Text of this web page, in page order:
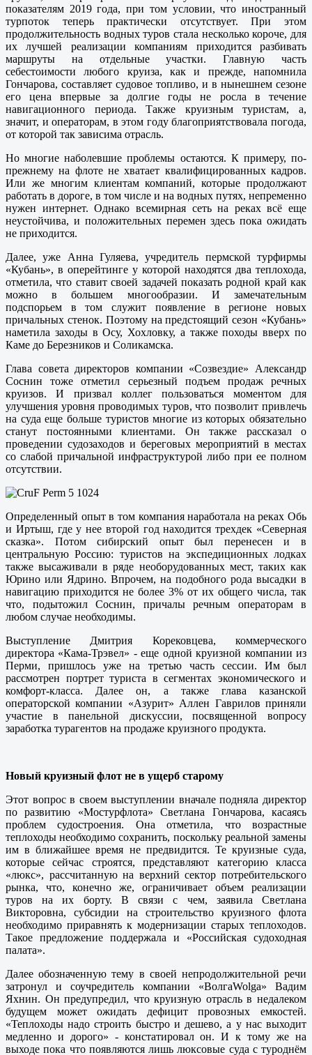
показателям 2019 года, при том условии, что иностранный
турпоток теперь практически отсутствует. При этом
продолжительность водных туров стала несколько короче, для
их лучшей реализации компаниям приходится разбивать
маршруты на отдельные участки. Главную часть
себестоимости любого круиза, как и прежде, напомнила
Гончарова, составляет судовое топливо, и в нынешнем сезоне
его цена впервые за долгие годы не росла в течение
навигационного периода. Также круизным туристам, а,
значит, и операторам, в этом году благоприятствовала погода,
от которой так зависима отрасль.
Но многие наболевшие проблемы остаются. К примеру, по-
прежнему на флоте не хватает квалифицированных кадров.
Или же многим клиентам компаний, которые продолжают
работать в дороге, в том числе и на водных путях, непременно
нужен интернет. Однако всемирная сеть на реках всё еще
неустойчива, и положительных перемен здесь пока ожидать
не приходится.
Далее, уже Анна Гуляева, учредитель пермской турфирмы
«Кубань», в оперейтинге у которой находятся два теплохода,
отметила, что ставит своей задачей показать родной край как
можно в большем многообразии. И замечательным
подспорьем в том служит появление в регионе новых
причальных стенок. Поэтому на предстоящий сезон «Кубань»
наметила заходы в Осу, Хохловку, а также походы вверх по
Каме до Березников и Соликамска.
Глава совета директоров компании «Созвездие» Александр
Соснин тоже отметил серьезный подъем продаж речных
круизов. И призвал коллег пользоваться моментом для
улучшения уровня проводимых туров, что позволит привлечь
на суда еще больше туристов многие из которых обязательно
станут постоянными клиентами. Он также рассказал о
проведении судозаходов и береговых мероприятий в местах
со слабой причальной инфраструктурой либо при ее полном
отсутствии.
Определенный опыт в том компания наработала на реках Обь
и Иртыш, где у нее второй год находится трехдек «Северная
сказка». Потом сибирский опыт был перенесен и в
центральную Россию: туристов на экспедиционных лодках
также высаживали в ряде необорудованных мест, таких как
Юрино или Ядрино. Впрочем, на подобного рода высадки в
навигацию приходится не более 3% от их общего числа, так
что, подытожил Соснин, причалы речным операторам в
любом случае необходимы.
Выступление Дмитрия Корековцева, коммерческого
директора «Кама-Трэвел» - еще одной круизной компании из
Перми, пришлось уже на третью часть сессии. Им был
рассмотрен портрет туриста в сегментах экономического и
комфорт-класса. Далее он, а также глава казанской
операторской компании «Азурит» Аллен Гаврилов приняли
участие в панельной дискуссии, посвященной вопросу
заработка турагентов на продаже круизного продукта.
Новый круизный флот не в ущерб старому
Этот вопрос в своем выступлении вначале подняла директор
по развитию «Мостурфлота» Светлана Гончарова, касаясь
проблем судостроения. Она отметила, что возрастные
теплоходы необходимо сохранить, поскольку реальной замены
им в ближайшее время не предвидится. Те круизные суда,
которые сейчас строятся, представляют категорию класса
«люкс», рассчитанную на верхний сектор потребительского
рынка, что, конечно же, ограничивает объем реализации
туров на их борту. В связи с чем, заявила Светлана
Викторовна, субсидии на строительство круизного флота
необходимо приравнять к модернизации старых теплоходов.
Такое предложение поддержала и «Российская судоходная
палата».
Далее обозначенную тему в своей непродолжительной речи
затронул и соучредитель компании «ВолгаWolga» Вадим
Яхнин. Он предупредил, что круизную отрасль в недалеком
будущем может ожидать дефицит провозных емкостей.
«Теплоходы надо строить быстро и дешево, а у нас выходит
медленно и дорого» - констатировал он. И к тому же на
выходе пока что появляются лишь люксовые суда с туроднём